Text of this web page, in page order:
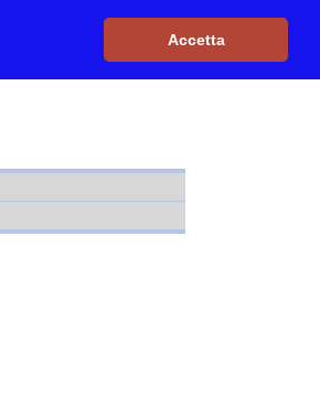
Accetta
Contattaci|Login|